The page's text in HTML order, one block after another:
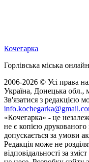
Кочегарка
Горлівська міська
2006-2026 © Усі права
Україна, Донецька обл.,
Зв'язатися з редакцією
«Кочегарка» - це
не є копією
допускається за умови
Редакція може не
відповідальності за